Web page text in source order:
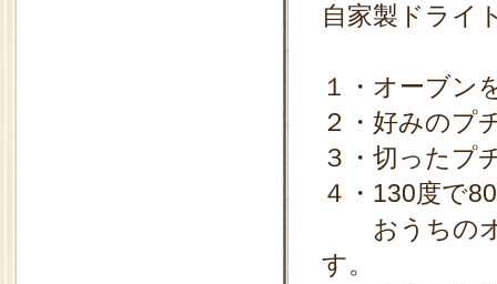
自家製ドライ
１・オーブン
２・好みのプ
３・切ったプ
４・130度で
おうちのオ
す。